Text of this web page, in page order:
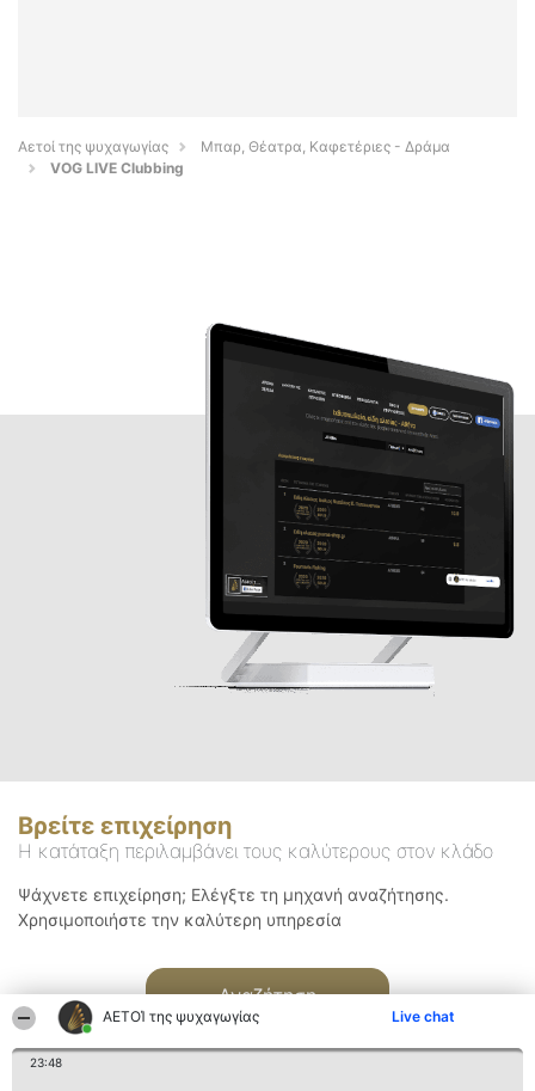
ΑΕΤΟΊ της ψυχαγωγίας Live chat
23:48
Αετοί της ψυχαγωγίας
Μπαρ, Θέατρα, Καφετέριες - Δράμα
VOG LIVE Clubbing
Βρείτε επιχείρηση
Η κατάταξη περιλαμβάνει τους καλύτερους στον κλάδο
Ψάχνετε επιχείρηση; Ελέγξτε τη μηχανή αναζήτησης.
Χρησιμοποιήστε την καλύτερη υπηρεσία
Αναζήτηση